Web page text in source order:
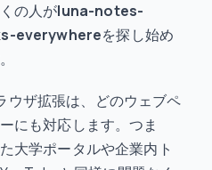
の人がluna-notes-
everywhereを探し始め
ウザ拡張は、どのウェブペ
にも対応します。つま
大学ポータルや企業内ト